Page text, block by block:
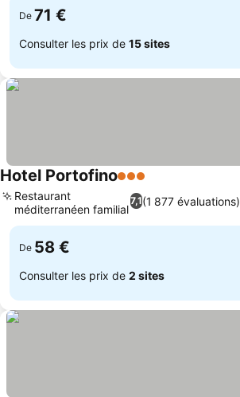
De 71 €
Consulter les prix de 15 sites
Hotel Portofino3 Étoiles
7,1(1 877 évaluations)
Restaurant
méditerranéen familial
De 58 €
Consulter les prix de 2 sites